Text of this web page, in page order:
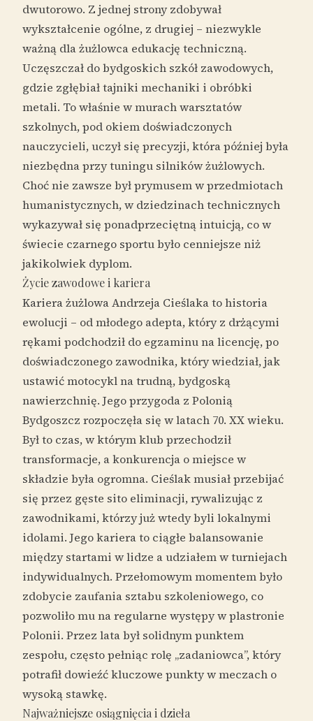
dwutorowo. Z jednej strony zdobywał
wykształcenie ogólne, z drugiej – niezwykle
ważną dla żużlowca edukację techniczną.
Uczęszczał do bydgoskich szkół zawodowych,
gdzie zgłębiał tajniki mechaniki i obróbki
metali. To właśnie w murach warsztatów
szkolnych, pod okiem doświadczonych
nauczycieli, uczył się precyzji, która później była
niezbędna przy tuningu silników żużlowych.
Choć nie zawsze był prymusem w przedmiotach
humanistycznych, w dziedzinach technicznych
wykazywał się ponadprzeciętną intuicją, co w
świecie czarnego sportu było cenniejsze niż
jakikolwiek dyplom.
Życie zawodowe i kariera
Kariera żużlowa Andrzeja Cieślaka to historia
ewolucji – od młodego adepta, który z drżącymi
rękami podchodził do egzaminu na licencję, po
doświadczonego zawodnika, który wiedział, jak
ustawić motocykl na trudną, bydgoską
nawierzchnię. Jego przygoda z Polonią
Bydgoszcz rozpoczęła się w latach 70. XX wieku.
Był to czas, w którym klub przechodził
transformacje, a konkurencja o miejsce w
składzie była ogromna. Cieślak musiał przebijać
się przez gęste sito eliminacji, rywalizując z
zawodnikami, którzy już wtedy byli lokalnymi
idolami. Jego kariera to ciągłe balansowanie
między startami w lidze a udziałem w turniejach
indywidualnych. Przełomowym momentem było
zdobycie zaufania sztabu szkoleniowego, co
pozwoliło mu na regularne występy w plastronie
Polonii. Przez lata był solidnym punktem
zespołu, często pełniąc rolę „zadaniowca”, który
potrafił dowieźć kluczowe punkty w meczach o
wysoką stawkę.
Najważniejsze osiągnięcia i dzieła